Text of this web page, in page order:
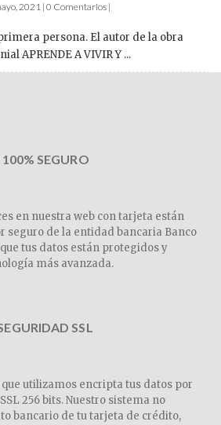
2021 | 0 Comentarios |
persona. El autor de la obra
APRENDE A VIVIR Y ...
SEGURO
en nuestra web con tarjeta están
seguro de la entidad bancaria Banco
tus datos están protegidos y
más avanzada.
SSL
utilizamos encripta tus datos por
256 bits. Nuestro sistema no
bancario de tu tarjeta de crédito,